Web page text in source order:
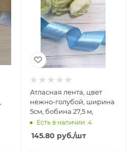
Атласная лента, цвет
нежно-голубой, ширина
5см, бобина 27,5 м,
Есть в наличии: 4
145.80 руб./шт